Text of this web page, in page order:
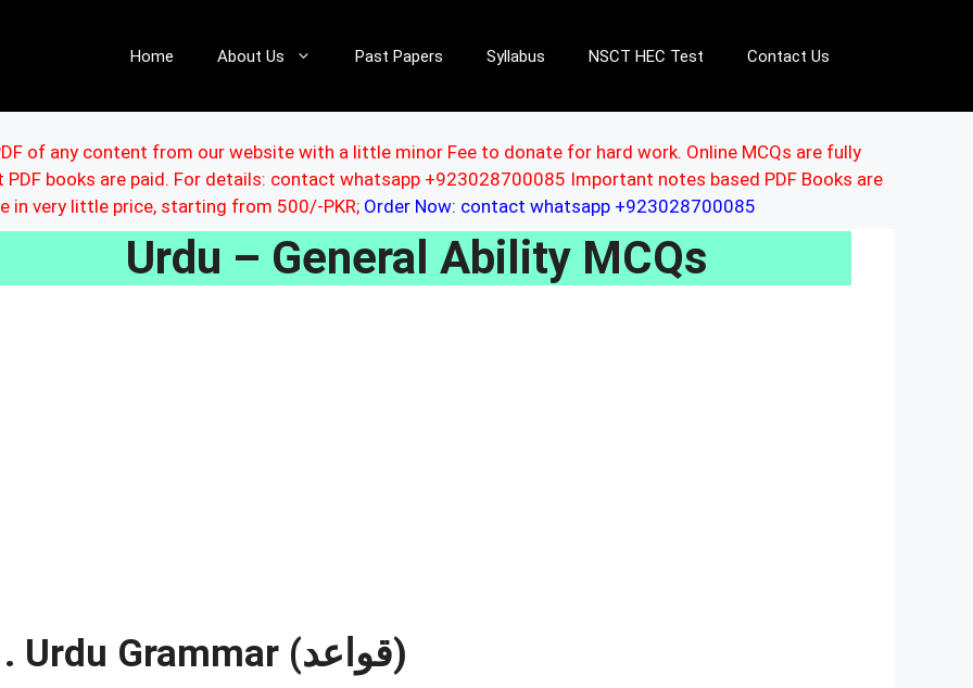
Home About Us Past Papers Syllabus NSCT HEC Test Contact Us
of any content from our website with a little minor Fee to donate for hard work. Online MCQs are fully
PDF books are paid. For details: contact whatsapp +923028700085 Important notes based PDF Books are
in very little price, starting from 500/-PKR; Order Now: contact whatsapp +923028700085
Urdu – General Ability MCQs
1. Urdu Grammar (قواعد)